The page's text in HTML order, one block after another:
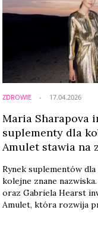
ZDROWIE
Maria Sharapova
suplementy dla
Amulet stawia na
Rynek suplementów
kolejne znane
oraz Gabriela Hearst
Amulet, która rozwija
17.04.2026